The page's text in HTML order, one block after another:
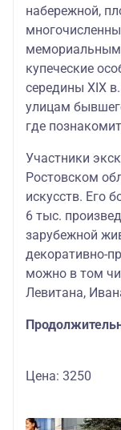
набережной,
купеческие
середины XIX
улицам
где
Участники
Ростовском
искусств. Его
6 тыс.
зарубежной
декоративно-
можно в том
Левитана,
Цена: 3250